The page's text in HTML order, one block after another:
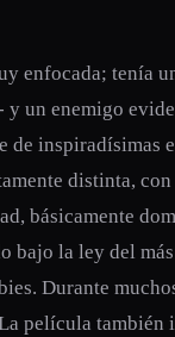
enfocada; tenía
un enemigo
de inspiradísimas
distinta,
básicamente
bajo la ley del
Durante
película